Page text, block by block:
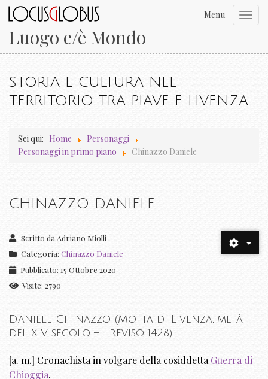
Luogo e/è Mondo
Menu
STORIA E CULTURA NEL
TERRITORIO TRA PIAVE E LIVENZA
Sei qui: Home
Personaggi
Personaggi in primo piano
Chinazzo Daniele
CHINAZZO DANIELE
Scritto da Adriano Miolli
Categoria: Chinazzo Daniele
Pubblicato: 15 Ottobre 2020
Visite: 2790
Daniele Chinazzo (Motta di Livenza, metà
del XIV secolo – Treviso, 1428)
[a. m.] Cronachista in volgare della cosiddettaGuerra di
Chioggia.